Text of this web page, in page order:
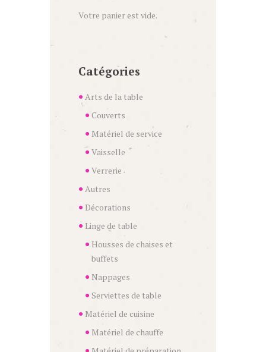
Votre panier est vide.
Catégories
Arts de la table
Couverts
Matériel de service
Vaisselle
Verrerie
Autres
Décorations
Linge de table
Housses de chaises et
buffets
Nappages
Serviettes de table
Matériel de cuisine
Matériel de chauffe